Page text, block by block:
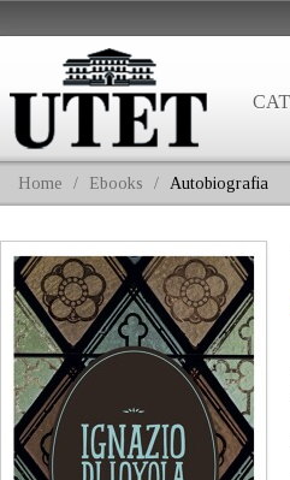
Home / Ebooks / Autobiografia